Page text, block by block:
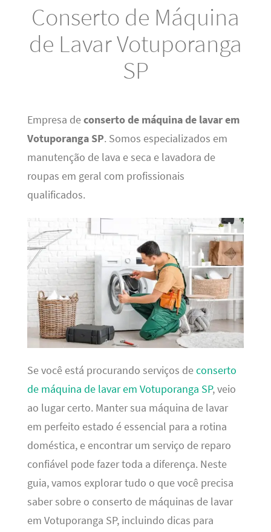
Conserto de Máquina
de Lavar Votuporanga
SP
Empresa deconserto de máquina de lavar em
Votuporanga SP. Somos especializados em
manutenção de lava e seca e lavadora de
roupas em geral com profissionais
qualificados.
Se você está procurando serviços deconserto
de máquina de lavar em Votuporanga SP, veio
ao lugar certo. Manter sua máquina de lavar
em perfeito estado é essencial para a rotina
doméstica, e encontrar um serviço de reparo
confiável pode fazer toda a diferença. Neste
guia, vamos explorar tudo o que você precisa
saber sobre o conserto de máquinas de lavar
em Votuporanga SP, incluindo dicas para